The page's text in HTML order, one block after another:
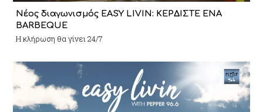
Νέος διαγωνισμός EASY LIVIN: ΚΕΡΔΙΣΤΕ ΕΝΑ
BARBEQUE
Η κλήρωση θα γίνει 24/7